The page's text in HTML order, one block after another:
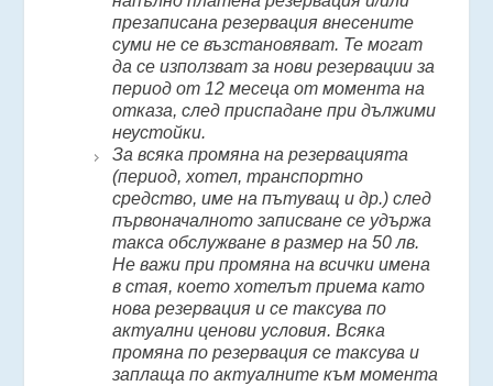
презаписана резервация внесените
суми не се възстановяват. Те могат
да се използват за нови резервации за
период от 12 месеца от момента на
отказа, след приспадане при дължими
неустойки.
За всяка промяна на резервацията
(период, хотел, транспортно
средство, име на пътуващ и др.) след
първоначалното записване се удържа
такса обслужване в размер на 50 лв.
Не важи при промяна на всички имена
в стая, което хотелът приема като
нова резервация и се таксува по
актуални ценови условия. Всяка
промяна по резервация се таксува и
заплаща по актуалните към момента